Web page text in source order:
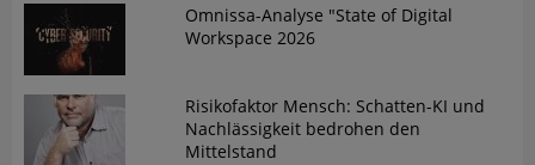
Omnissa-Analyse "State of Digital
Workspace 2026
Risikofaktor Mensch: Schatten-KI und
Nachlässigkeit bedrohen den
Mittelstand